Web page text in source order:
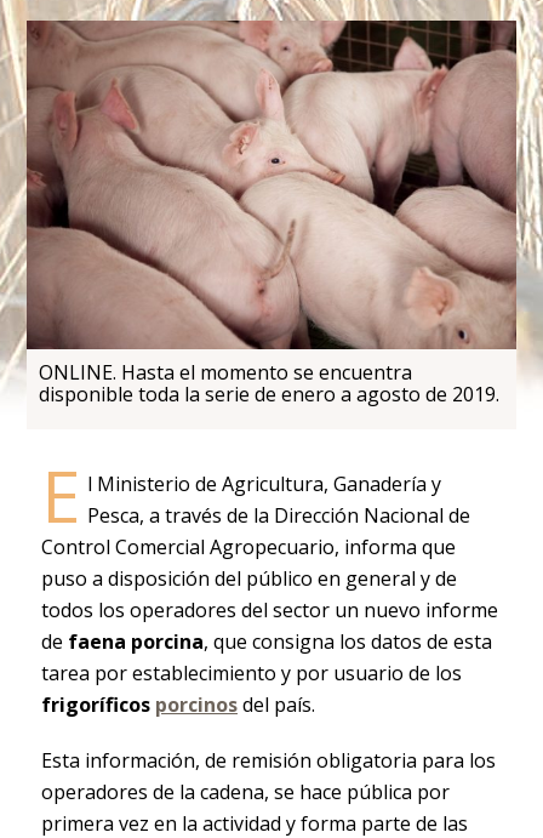
ONLINE. Hasta el momento se encuentra
disponible toda la serie de enero a agosto de 2019.
E l Ministerio de Agricultura, Ganadería y
Pesca, a través de la Dirección Nacional de
Control Comercial Agropecuario, informa que
puso a disposición del público en general y de
todos los operadores del sector un nuevo informe
de faena porcina, que consigna los datos de esta
tarea por establecimiento y por usuario de los
frigoríficos porcinosdel país.
Esta información, de remisión obligatoria para los
operadores de la cadena, se hace pública por
primera vez en la actividad y forma parte de las